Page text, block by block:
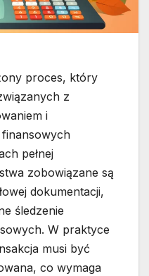
proces, który
z
i
pełnej
zobowiązane są
dokumentacji,
śledzenie
W praktyce
musi być
co wymaga